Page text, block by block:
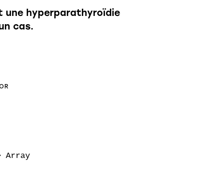
une hyperparathyroïdie
cas.
Array